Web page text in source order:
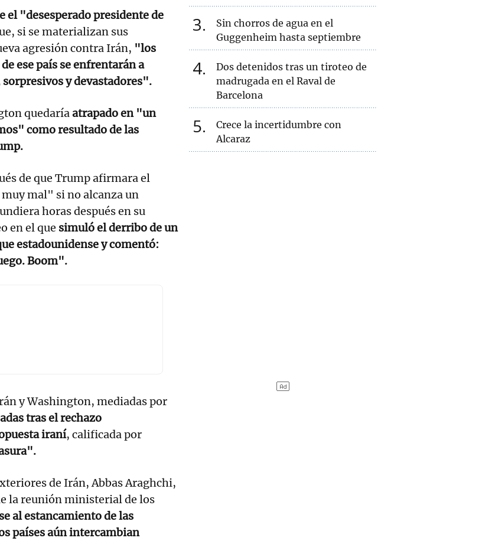
el "desesperado presidente de
si se materializan sus
agresión contra Irán, "los
ese país se enfrentarán a
y devastadores".
quedaríaatrapado en "un
como resultado de las
de que Trump afirmara el
mal" si no alcanza un
horas después en su
en el que simuló el derribo de un
estadounidense y comentó:
Boom".
y Washington, mediadas por
tras el rechazo
iraní, calificada por
de Irán, Abbas Araghchi,
la reunión ministerial de los
al estancamiento de las
países aún intercambian
3
Sin chorros de agua en el
Guggenheim hasta septiembre
4
Dos detenidos tras un tiroteo de
madrugada en el Raval de
Barcelona
5
Crece la incertidumbre con
Alcaraz